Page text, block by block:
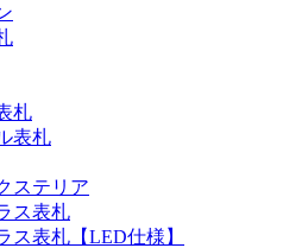
札
表札
ステリア
ス表札
ス表札【LED仕様】